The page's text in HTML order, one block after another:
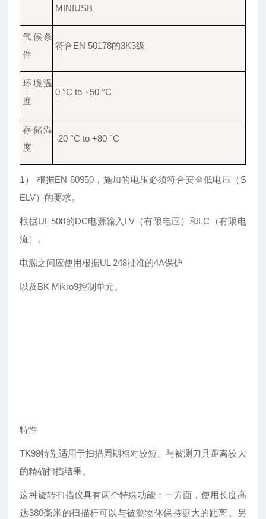
MINIUSB
气候条
件
符合EN 50178的3K3级
环境温
度
0 °C to +50 °C
存储温
度
-20 °C to +80 °C
1） 根据EN 60950，施加的电压必须符合安全低电压（S
ELV）的要求。
根据UL 508的DC电源输入LV（有限电压）和LC（有限电
流）。
电源之间应使用根据UL 248批准的4A保护
以及 BK Mikro9控制单元。
特性
TK98特别适用于扫描周期相对较短、与被测刀具距离较大
的精确扫描结果。
这种旋转扫描仪具有两个特殊功能：一方面，使用长度高
达380毫米的扫描杆可以与被测物体保持更大的距离。另